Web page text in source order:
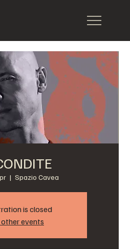
  |
Spazio Cavea
is closed
other events